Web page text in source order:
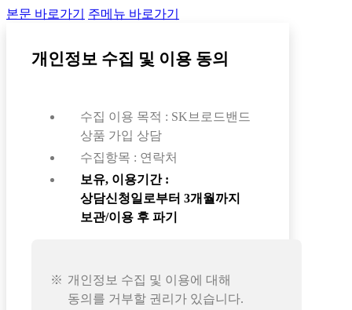
본문 바로가기 주메뉴 바로가기
개인정보 수집 및 이용 동의
수집 이용 목적 : SK브로드밴드
상품 가입 상담
수집항목 : 연락처
보유, 이용기간 :
상담신청일로부터 3개월까지
보관/이용 후 파기
개인정보 수집 및 이용에 대해
동의를 거부할 권리가 있습니다.